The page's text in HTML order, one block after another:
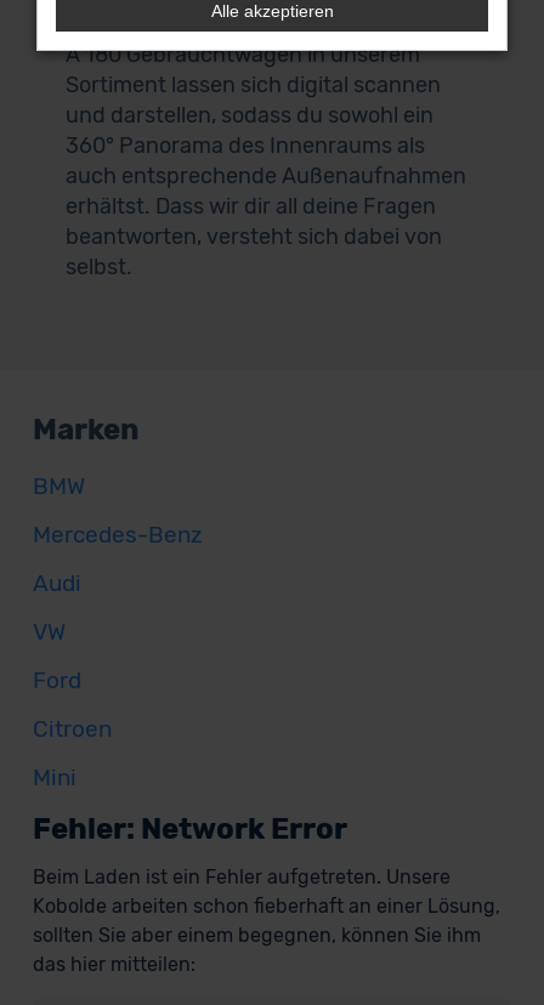
nicht zu verlassen. Alle Mercedes-Benz
A 180 Gebrauchtwagen in unserem
Sortiment lassen sich digital scannen
und darstellen, sodass du sowohl ein
360° Panorama des Innenraums als
auch entsprechende Außenaufnahmen
erhältst. Dass wir dir all deine Fragen
beantworten, versteht sich dabei von
selbst.
Marken
BMW
Mercedes-Benz
Audi
VW
Ford
Citroen
Mini
Fehler: Network Error
Beim Laden ist ein Fehler aufgetreten. Unsere
Kobolde arbeiten schon fieberhaft an einer Lösung,
sollten Sie aber einem begegnen, können Sie ihm
das hier mitteilen:
Alle akzeptieren